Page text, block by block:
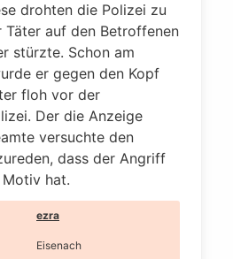
drohten die Polizei zu
Täter auf den Betroffenen
stürzte. Schon am
er gegen den Kopf
floh vor der
Der die Anzeige
versuchte den
dass der Angriff
hat.
ezra
Eisenach